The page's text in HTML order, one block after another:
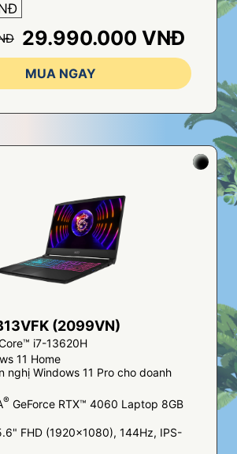
29.990.000 VNĐ
MUA NGAY
(2099VN)
i7-13620H
11 Home
nghị Windows 11 Pro cho doanh
® GeForce RTX™ 4060 Laptop 8GB
FHD (1920x1080), 144Hz, IPS-